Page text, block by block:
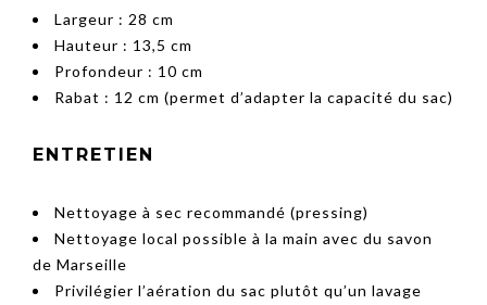
Largeur : 28 cm
Hauteur : 13,5 cm
Profondeur : 10 cm
Rabat : 12 cm (permet d’adapter la capacité du sac)
ENTRETIEN
Nettoyage à sec recommandé (pressing)
Nettoyage local possible à la main avec du savon
de Marseille
Privilégier l’aération du sac plutôt qu’un lavage